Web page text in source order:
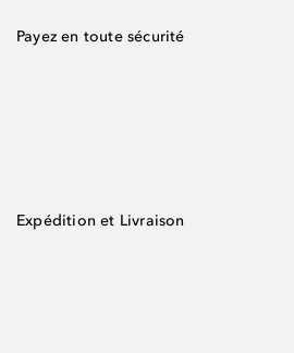
Payez en toute sécurité
Expédition et Livraison